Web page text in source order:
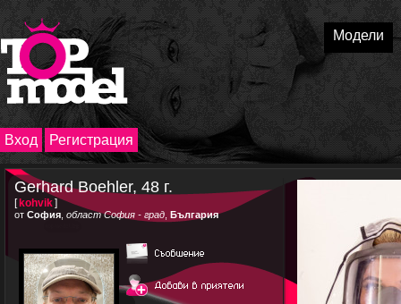
Модели
Вход Регистрация
Gerhard Boehler, 48 г.
[ kohvik]
от София област София - град България